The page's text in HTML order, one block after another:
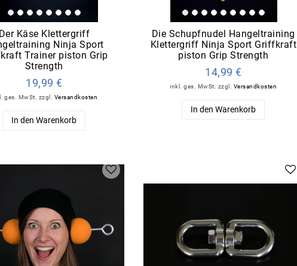
Der Käse Klettergriff
Ninja Sport
Trainer piston Grip
Strength
19,99 €
ges. MwSt. zzgl. Versandkosten
In den Warenkorb
Die Schupfnudel Hangeltraining
Klettergriff Ninja Sport Griffkraft
piston Grip Strength
14,99 €
inkl. ges. MwSt. zzgl. Versandkosten
In den Warenkorb